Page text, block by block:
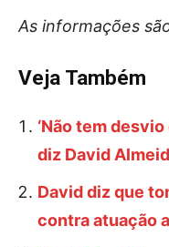
As informações
Veja Também
‘Não tem
diz David
David diz que
contra atuação